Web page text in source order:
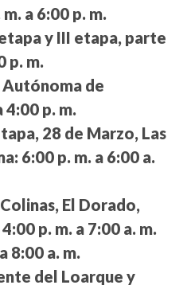
a 6:00 p. m.
y III etapa, parte
p. m.
de
4:00 p. m.
28 de Marzo, Las
6:00 p. m. a 6:00 a.
El Dorado,
4:00 p. m. a 7:00 a. m.
8:00 a. m.
del Loarque y